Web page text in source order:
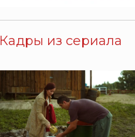
Кадры из сериала